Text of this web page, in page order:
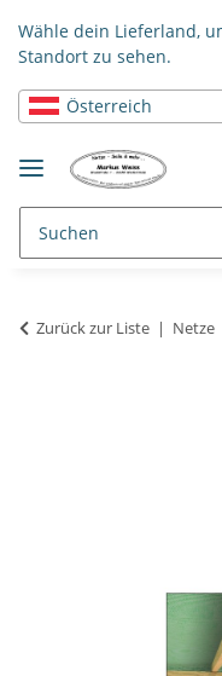
Wähle dein Lieferland,
Standort zu sehen.
Österreich
Zurück zur Liste Netze